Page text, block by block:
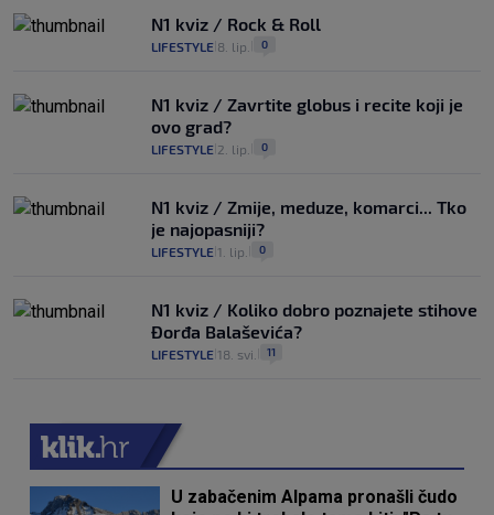
N1 kviz / Rock & Roll
LIFESTYLE 8. lip. 0
N1 kviz / Zavrtite globus i recite koji je
ovo grad?
LIFESTYLE 2. lip. 0
N1 kviz / Zmije, meduze, komarci... Tko
je najopasniji?
LIFESTYLE 1. lip. 0
N1 kviz / Koliko dobro poznajete stihove
Đorđa Balaševića?
LIFESTYLE 18. svi. 11
U zabačenim Alpama pronašli čudo